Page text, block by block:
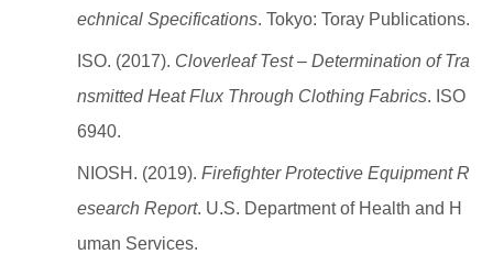
echnical Specifications. Tokyo: Toray Publications.
ISO. (2017). Cloverleaf Test – Determination of Tra
nsmitted Heat Flux Through Clothing Fabrics. ISO
6940.
NIOSH. (2019). Firefighter Protective Equipment R
esearch Report. U.S. Department of Health and H
uman Services.